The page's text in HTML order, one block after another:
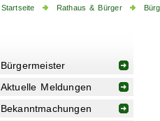
Startseite Rathaus & Bürger
Bürgermeister
Aktuelle Meldungen
Bekanntmachungen